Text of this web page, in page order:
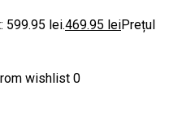
599.95 lei.469.95 leiPrețul
wishlist 0